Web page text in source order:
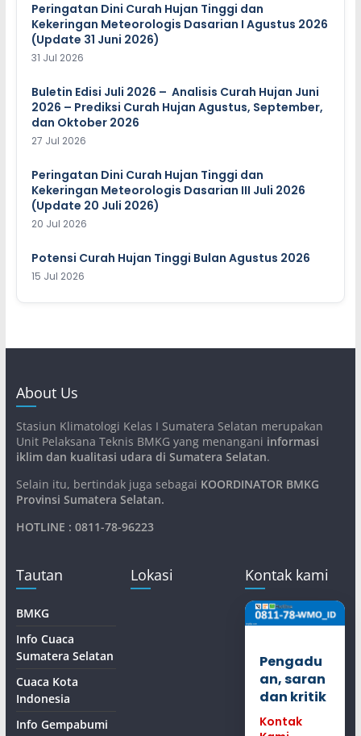
Peringatan Dini Curah Hujan Tinggi dan
Kekeringan Meteorologis Dasarian I Agustus 2026
(Update 31 Juni 2026)
31 Jul 2026
Buletin Edisi Juli 2026 – Analisis Curah Hujan Juni
2026 – Prediksi Curah Hujan Agustus, September,
dan Oktober 2026
27 Jul 2026
Peringatan Dini Curah Hujan Tinggi dan
Kekeringan Meteorologis Dasarian III Juli 2026
(Update 20 Juli 2026)
20 Jul 2026
Potensi Curah Hujan Tinggi Bulan Agustus 2026
15 Jul 2026
About Us
Stasiun Klimatologi Kelas I Sumatera Selatan merupakan
Unit Pelaksana Teknis BMKG yang menangani informasi
iklim dan kualitasi udara di Sumatera Selatan.
Selain itu, bertindak juga sebagai KOORDINATOR BMKG
Provinsi Sumatera Selatan.
HOTLINE : 0811-78-96223
Tautan
BMKG
Info Cuaca
Sumatera Selatan
Cuaca Kota
Indonesia
Info Gempabumi
Lokasi Kontak kami
Pengadu
an, saran
dan kritik
Kontak